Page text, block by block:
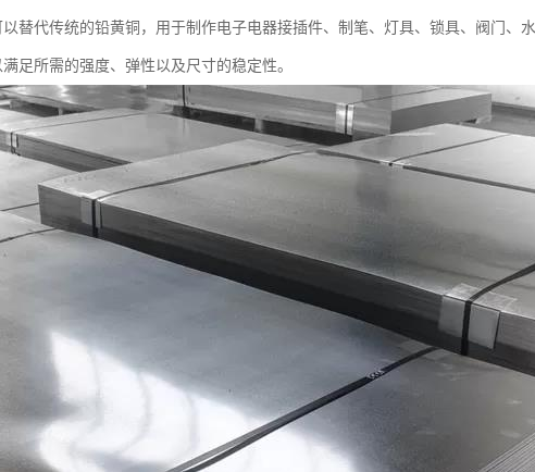
替代传统的铅黄铜，用于制作电子电器接插件、制笔、灯具、锁具、阀门、
足所需的强度、弹性以及尺寸的稳定性。